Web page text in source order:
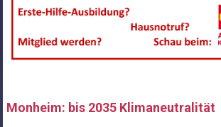
Monheim: bis 2035 Klimaneutralität